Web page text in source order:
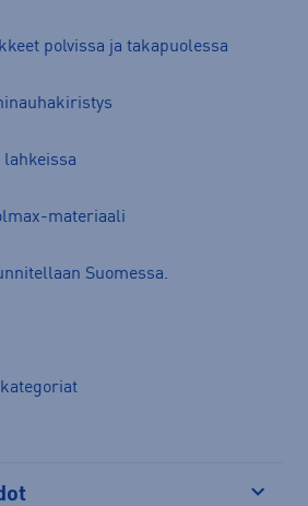
polvissa ja takapuolessa
lahkeissa
materiaali
Suomessa.
kategoriat